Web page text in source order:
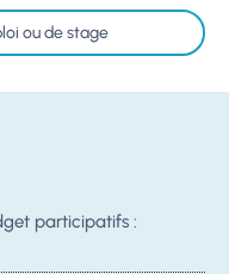
ou de stage
participatifs :